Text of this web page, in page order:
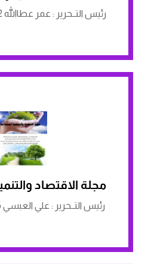
رئيس التــحرير : عمر عطاالله ISSN:7968-2602
مجلة الاقتصاد
رئيس التــحرير : علي العبسي ISSN:2661-7986
الرابط لمنصة ASJP